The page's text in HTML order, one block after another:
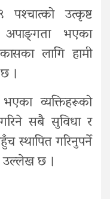
पश्‍चात्को उत्कृष्ट
अपाङ्‍गता भएका
लागि हामी
।
व्यक्तिहरूको
सबै सुविधा र
स्थापित गरिनुपर्ने
उल्लेख छ ।